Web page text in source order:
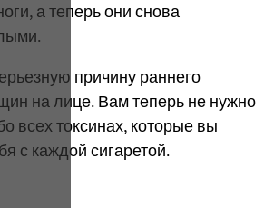
а теперь они снова
причину раннего
на лице. Вам теперь не нужно
всех токсинах, которые вы
с каждой сигаретой.